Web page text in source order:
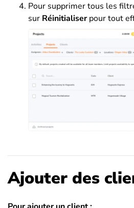
Pour supprimer tous les
sur Réinitialiserpour tout
Ajouter des